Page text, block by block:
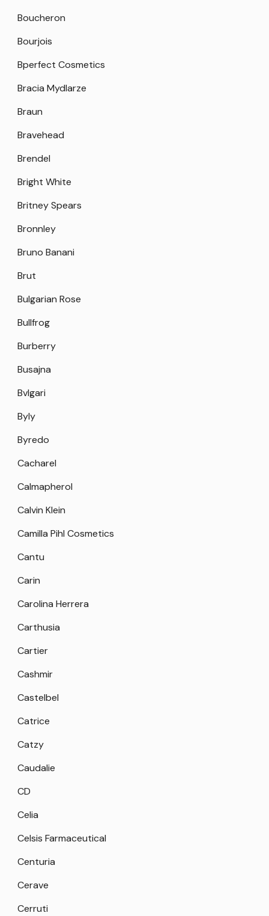
Boucheron
Bourjois
Bperfect Cosmetics
Bracia Mydlarze
Braun
Bravehead
Brendel
Bright White
Britney Spears
Bronnley
Bruno Banani
Brut
Bulgarian Rose
Bullfrog
Burberry
Busajna
Bvlgari
Byly
Byredo
Cacharel
Calmapherol
Calvin Klein
Camilla Pihl Cosmetics
Cantu
Carin
Carolina Herrera
Carthusia
Cartier
Cashmir
Castelbel
Catrice
Catzy
Caudalie
CD
Celia
Celsis Farmaceutical
Centuria
Cerave
Cerruti